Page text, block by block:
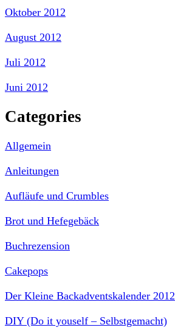
Oktober 2012
August 2012
Juli 2012
Juni 2012
Categories
Allgemein
Anleitungen
Aufläufe und Crumbles
Brot und Hefegebäck
Buchrezension
Cakepops
Der Kleine Backadventskalender 2012
DIY (Do it youself – Selbstgemacht)